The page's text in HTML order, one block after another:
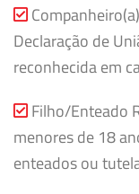
Declaração de
reconhecida em
Filho/Enteado
menores de 18
enteados ou